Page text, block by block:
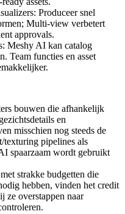
Produceer snel
Multi-view verbetert
approvals.
Meshy AI kan catalog
Team functies en asset
bouwen die afhankelijk
en
misschien nog steeds de
texturing pipelines als
spaarzaam wordt gebruikt
strakke budgetten die
hebben, vinden het credit
ze overstappen naar